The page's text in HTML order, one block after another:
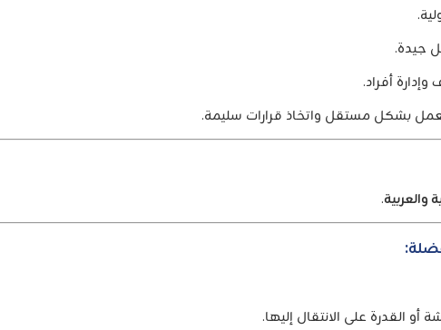
جيدة.
أفراد.
بشكل مستقل واتخاذ قرارات سليمة.
والعربية.
أو القدرة على الانتقال إليها.